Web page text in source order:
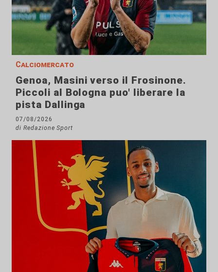
Calciomercato
Genoa, Masini verso il Frosinone.
Piccoli al Bologna puo' liberare la
pista Dallinga
07/08/2026
di Redazione Sport